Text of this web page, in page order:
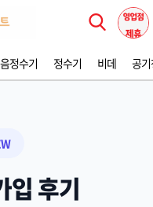
정수기 정수기 비데 공
입 후기